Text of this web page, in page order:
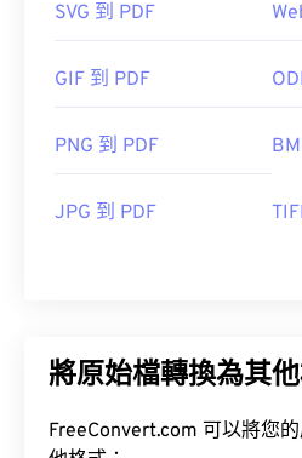
SVG 到 PDF
GIF 到 PDF
PNG 到 PDF
JPG 到 PDF
將原始檔轉換為其
FreeConvert.com 可以將您